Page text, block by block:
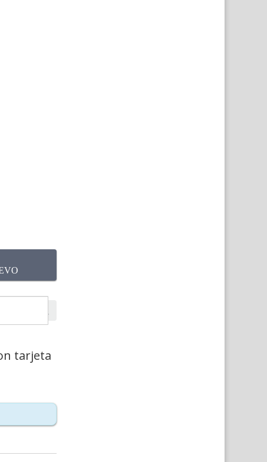
tarjeta